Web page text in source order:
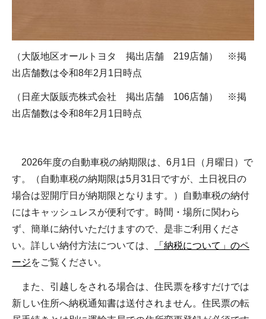
（大阪地区オールトヨタ 掲出店舗 219店舗） ※掲
出店舗数は令和8年2月1日時点
（日産大阪販売株式会社 掲出店舗 106店舗） ※掲
出店舗数は令和8年2月1日時点
2026年度の自動車税の納期限は、6月1日（月曜日）で
す。（自動車税の納期限は5月31日ですが、土日祝日の
場合は翌開庁日が納期限となります。）自動車税の納付
にはキャッシュレスが便利です。時間・場所に関わら
ず、簡単に納付いただけますので、是非ご利用くださ
い。詳しい納付方法については、
「納税について」のペ
ージをご覧ください。
また、引越しをされる場合は、住民票を移すだけでは
新しい住所へ納税通知書は送付されません。住民票の転